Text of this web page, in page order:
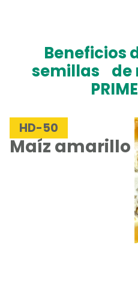
Beneficios
semillas de
HD-50
Maíz amarillo